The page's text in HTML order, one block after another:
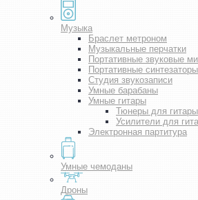
Музыка
Браслет метроном
Музыкальные перчатки
Портативные звуковые
Портативные синтезаторы
Студия звукозаписи
Умные барабаны
Умные гитары
Тюнеры для гитары
Усилители для
Электронная партитура
Умные чемоданы
Дроны